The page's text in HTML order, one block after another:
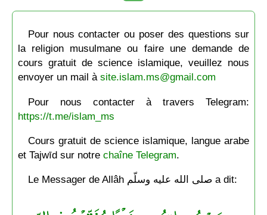
Pour nous contacter ou poser des questions sur
la religion musulmane ou faire une demande de
cours gratuit de science islamique, veuillez nous
envoyer un mail à site.islam.ms@gmail.com
Pour nous contacter à travers Telegram:
https://t.me/islam_ms
Cours gratuit de science islamique, langue arabe
et Tajwīd sur notre chaîne Telegram.
Le Messager de Allâh صلى الله عليه وسلّم a dit: